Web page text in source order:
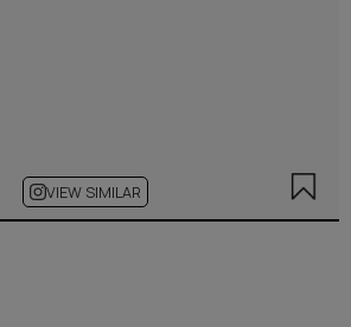
VIEW SIMILAR